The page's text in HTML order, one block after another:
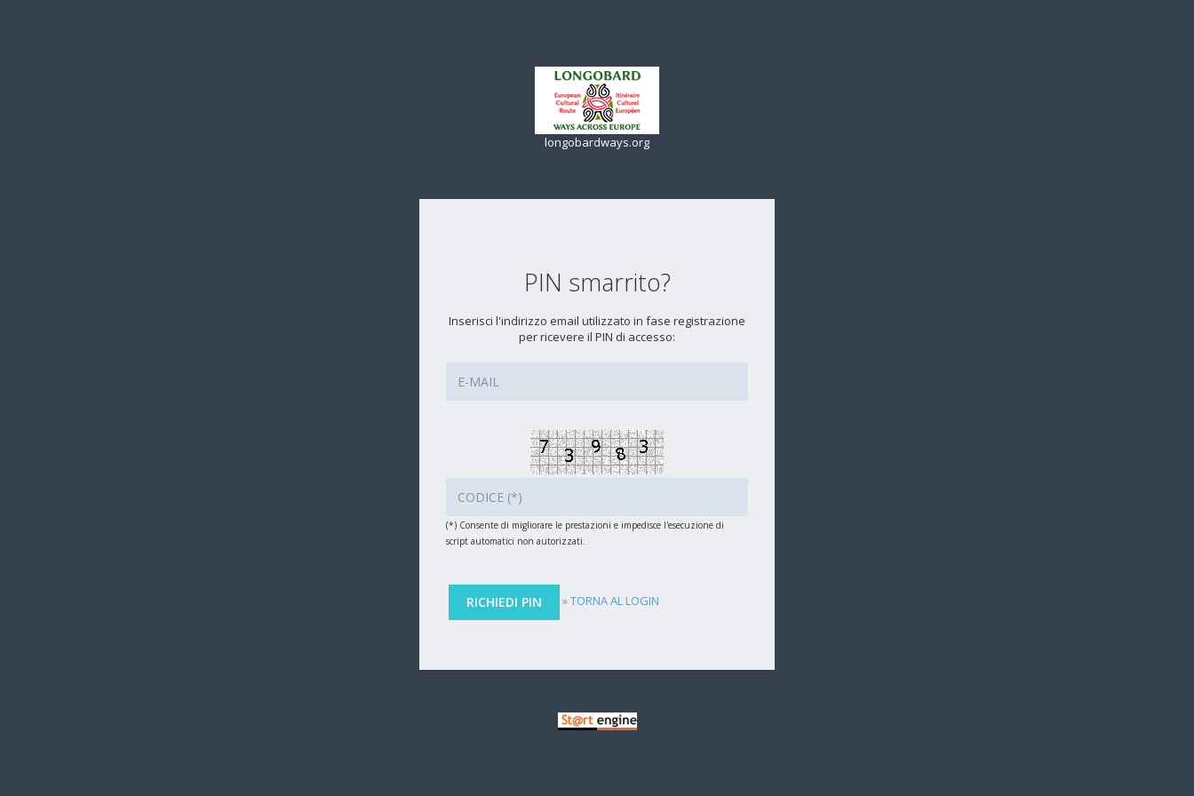
longobardways.org
PIN smarrito?
Inserisci l'indirizzo email utilizzato in fase registrazione
per ricevere il PIN di accesso:
(*) Consente di migliorare le prestazioni e impedisce l'esecuzione di
script automatici non autorizzati.
» TORNA AL LOGIN